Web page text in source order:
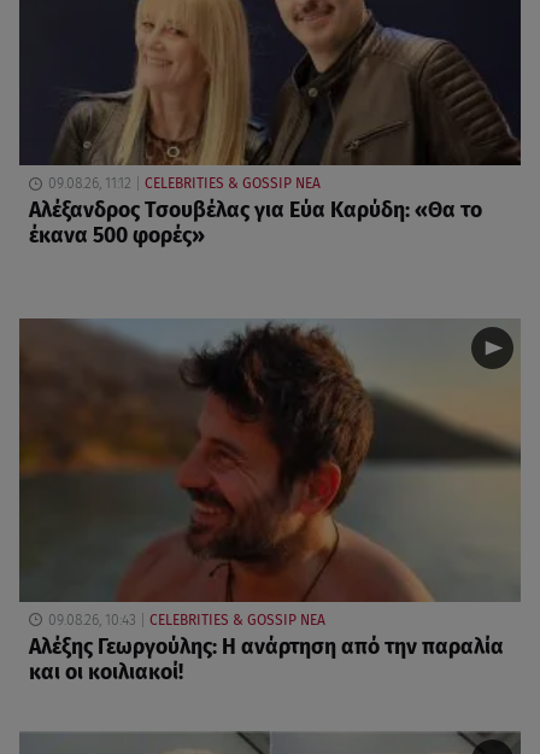
09.08.26, 11:12 CELEBRITIES & GOSSIP ΝΕΑ
Αλέξανδρος Τσουβέλας για Εύα Καρύδη: «Θα το
έκανα 500 φορές»
09.08.26, 10:43 CELEBRITIES & GOSSIP ΝΕΑ
Αλέξης Γεωργούλης: Η ανάρτηση από την παραλία
και οι κοιλιακοί!